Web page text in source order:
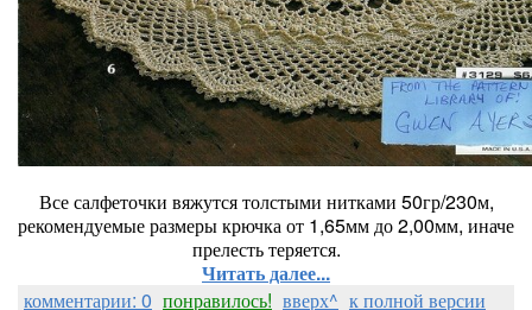
Все салфеточки вяжутся толстыми нитками 50гр/230м,
рекомендуемые размеры крючка от 1,65мм до 2,00мм, иначе
прелесть теряется.
Читать далее...
комментарии: 0 понравилось! вверх^ к полной версии